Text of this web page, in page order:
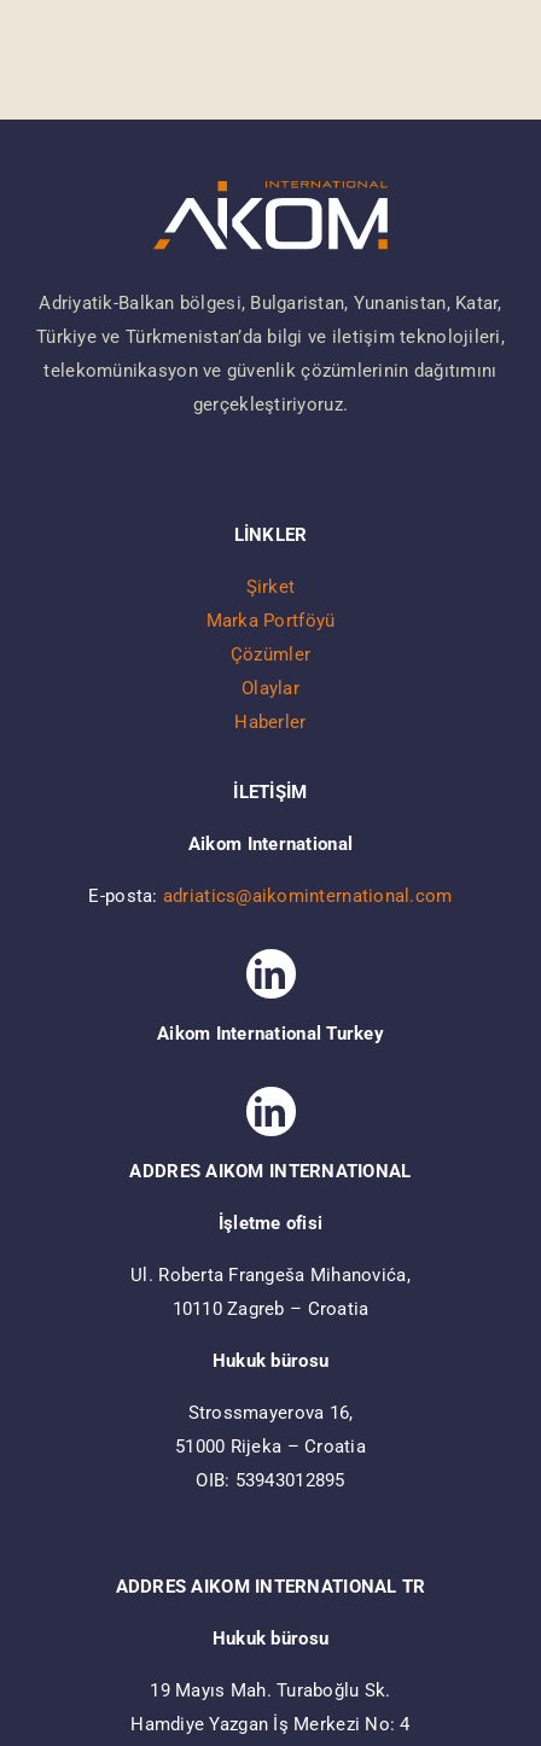
Adriyatik-Balkan bölgesi, Bulgaristan, Yunanistan, Katar,
Türkiye ve Türkmenistan’da bilgi ve iletişim teknolojileri,
telekomünikasyon ve güvenlik çözümlerinin dağıtımını
gerçekleştiriyoruz.
LİNKLER
Şirket
Marka Portföyü
Çözümler
Olaylar
Haberler
İLETİŞİM
Aikom International
E-posta: adriatics@aikominternational.com
Aikom International Turkey
ADDRES AIKOM INTERNATIONAL
İşletme ofisi
Ul. Roberta Frangeša Mihanovića,
10110 Zagreb – Croatia
Hukuk bürosu
Strossmayerova 16,
51000 Rijeka – Croatia
OIB: 53943012895
ADDRES AIKOM INTERNATIONAL TR
Hukuk bürosu
19 Mayıs Mah. Turaboğlu Sk.
Hamdiye Yazgan İş Merkezi No: 4